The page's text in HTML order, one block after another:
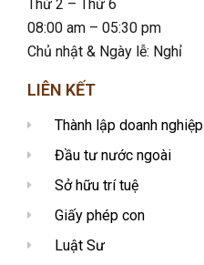
Thứ 2 – Thứ 6
08:00 am – 05:30 pm
Chủ nhật & Ngày lễ: Nghỉ
LIÊN KẾT
Thành lập doanh nghiệp
Đầu tư nước ngoài
Sở hữu trí tuệ
Giấy phép con
Luật Sư